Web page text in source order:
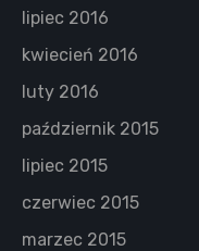
lipiec 2016
kwiecień 2016
luty 2016
październik 2015
lipiec 2015
czerwiec 2015
marzec 2015